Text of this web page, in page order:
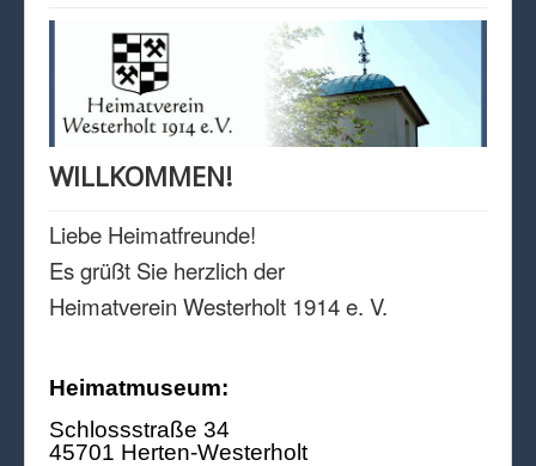
KONTAKT
IMPRESSUM
DATENSCHUTZ
WILLKOMMEN!
Liebe Heimatfreunde!
Es grüßt Sie herzlich der
Heimatverein Westerholt 1914 e. V.
Heimatmuseum:
Schlossstraße 34
45701 Herten-Westerholt